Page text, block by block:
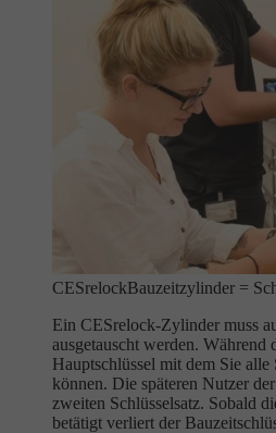
CESrelockBauzeitzylinder =
Ein CESrelock-Zylinder muss
ausgetauscht werden. Während
Hauptschlüssel mit dem Sie
können. Die späteren Nutzer
zweiten Schlüsselsatz. Sobald
betätigt verliert der